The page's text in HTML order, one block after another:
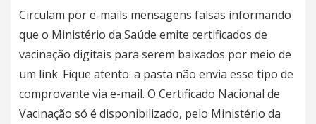
Circulam por e-mails mensagens falsas informando
que o Ministério da Saúde emite certificados de
vacinação digitais para serem baixados por meio de
um link. Fique atento: a pasta não envia esse tipo de
comprovante via e-mail. O Certificado Nacional de
Vacinação só é disponibilizado, pelo Ministério da